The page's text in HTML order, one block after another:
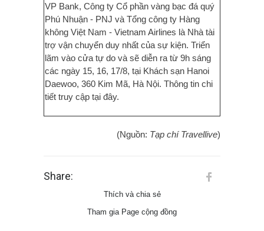
VP Bank, Công ty Cổ phần vàng bạc đá quý
Phú Nhuận - PNJ và Tổng công ty Hàng
không Việt Nam - Vietnam Airlines là Nhà tài
trợ vận chuyển duy nhất của sự kiện. Triển
lãm vào cửa tự do và sẽ diễn ra từ 9h sáng
các ngày 15, 16, 17/8, tại Khách sạn Hanoi
Daewoo, 360 Kim Mã, Hà Nội. Thông tin chi
tiết truy cập tại đây.
(Nguồn: Tạp chí Travellive)
Share:
Thích và chia sẻ
Tham gia Page cộng đồng